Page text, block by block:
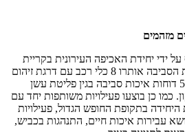
מזהמים
ידי יחידת האכיפה העירונית בקריית
שמונה בשיתוף המשרד להגנת הסביבה אותרו 8 כלי רכב עם דרגת זיהום
אוויר גבוהה מהמותר. נרשמו 5 דוחות איכות סביבה בגין פליטת עשן
כמו כן בוצעו פעילויות משותפות יחד עם
בתקופת החופש הגדול, פעילויות
עבירות איכות חיים, התנהגות בכביש,